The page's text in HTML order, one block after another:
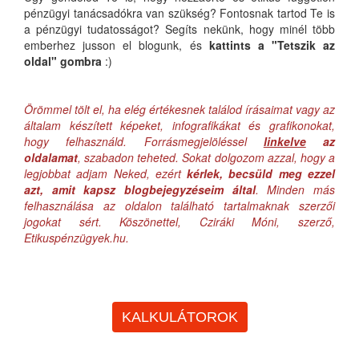
pénzügyi tanácsadókra van szükség? Fontosnak tartod Te is
a pénzügyi tudatosságot? Segíts nekünk, hogy minél több
emberhez jusson el blogunk, és kattints a "Tetszik az
oldal" gombra :)
Örömmel tölt el, ha elég értékesnek találod írásaimat vagy az
általam készített képeket, infografikákat és grafikonokat,
hogy felhasználd. Forrásmegjelöléssel linkelveaz
oldalamat, szabadon teheted. Sokat dolgozom azzal, hogy a
legjobbat adjam Neked, ezértkérlek, becsüld meg ezzel
azt, amit kapsz blogbejegyzéseim által. Minden más
felhasználása az oldalon található tartalmaknak szerzői
jogokat sért. Köszönettel, Cziráki Móni, szerző,
Etikuspénzügyek.hu.
KALKULÁTOROK